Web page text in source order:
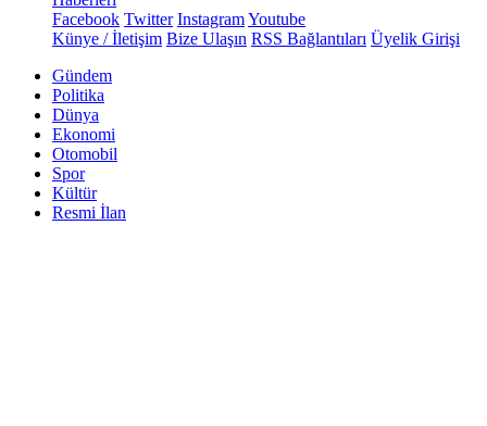
Facebook Twitter InstagramYoutube
Künye / İletişim Bize Ulaşın RSS Bağlantıları Üyelik Girişi
Gündem
Politika
Dünya
Ekonomi
Otomobil
Spor
Kültür
Resmi İlan